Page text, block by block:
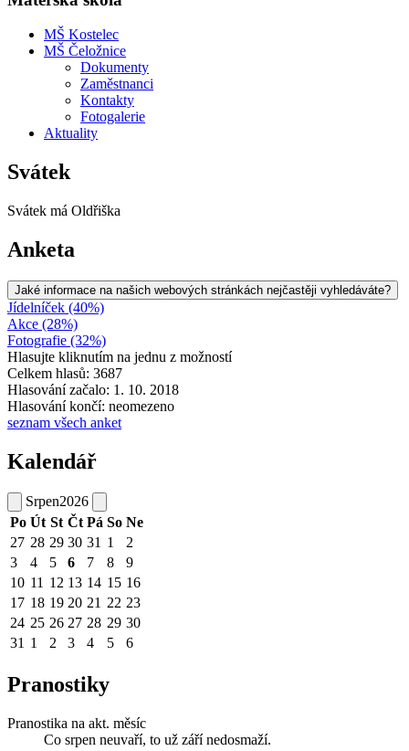
MŠ Kostelec
MŠ Čeložnice
Dokumenty
Zaměstnanci
Kontakty
Fotogalerie
Aktuality
Svátek
Svátek má Oldřiška
Anketa
Jaké informace na našich webových stránkách nejčastěji vyhledáváte?
Jídelníček (40%)
Akce (28%)
Fotografie (32%)
Hlasujte kliknutím na jednu z možností
Celkem hlasů: 3687
Hlasování začalo: 1. 10. 2018
Hlasování končí: neomezeno
seznam všech anket
Kalendář
Srpen2026
Po Út St Čt Pá So Ne
27 28 29 30 31 1
2
3
4 5 6 7 8
9
10 11 12 13 14 15 16
17 18 19 20 21 22 23
24 25 26 27 28 29 30
31 1 2 3 4 5 6
Pranostiky
Pranostika na akt. měsíc
Co srpen neuvaří, to už září nedosmaží.